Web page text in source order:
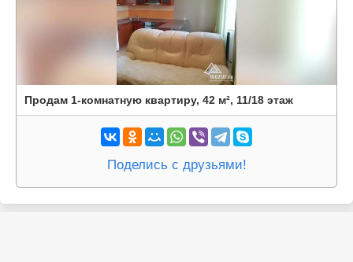
Продам 1-комнатную квартиру, 42 м², 11/18 этаж
Поделись с друзьями!